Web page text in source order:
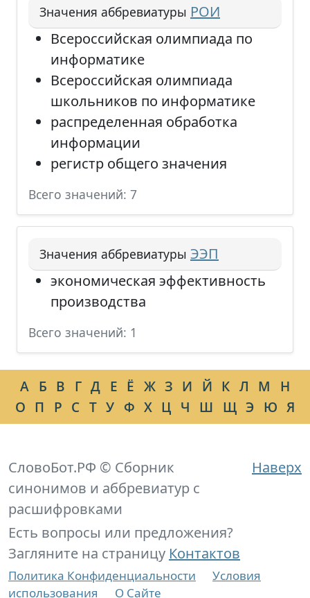
Значения аббревиатуры РОИ
Всероссийская олимпиада по
информатике
Всероссийская олимпиада
школьников по информатике
распределенная обработка
информации
регистр общего значения
Всего значений: 7
Значения аббревиатуры ЭЭП
экономическая эффективность
производства
Всего значений: 1
А Б В Г Д Е Ё Ж З И Й К Л М
Н
О П Р С Т У Ф Х Ц Ч Ш Щ Э Ю Я
Наверх
СловоБот.РФ © Сборник
синонимов и аббревиатур с
расшифровками
Есть вопросы или предложения?
Загляните на страницу Контактов
Политика Конфиденциальности
Условия
использования
О Сайте